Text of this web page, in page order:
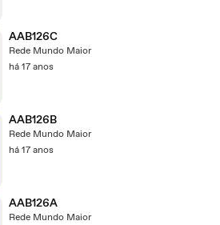
AAB126C
Rede Mundo Maior
há 17 anos
AAB126B
Rede Mundo Maior
há 17 anos
AAB126A
Rede Mundo Maior